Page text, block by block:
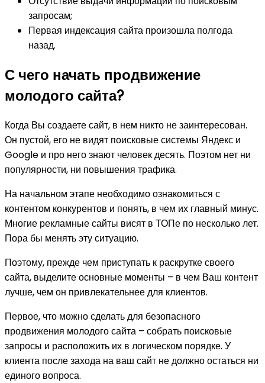
запросам;
Первая индексация сайта произошла полгода
назад.
С чего начать продвижение
молодого сайта?
Когда Вы создаете сайт, в нем никто не заинтересован.
Он пустой, его не видят поисковые системы Яндекс и
Google и про него знают человек десять. Поэтом нет ни
популярности, ни повышения трафика.
На начальном этапе необходимо ознакомиться с
контентом конкурентов и понять, в чем их главный минус.
Многие рекламные сайты висят в ТОПе по несколько лет.
Пора бы менять эту ситуацию.
Поэтому, прежде чем приступать к раскрутке своего
сайта, выделите основные моменты – в чем Ваш контент
лучше, чем он привлекательнее для клиентов.
Первое, что можно сделать для безопасного
продвижения молодого сайта – собрать поисковые
запросы и расположить их в логическом порядке. У
клиента после захода на ваш сайт не должно остаться ни
единого вопроса.